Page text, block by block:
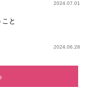
2024.07.01
と
2024.06.28